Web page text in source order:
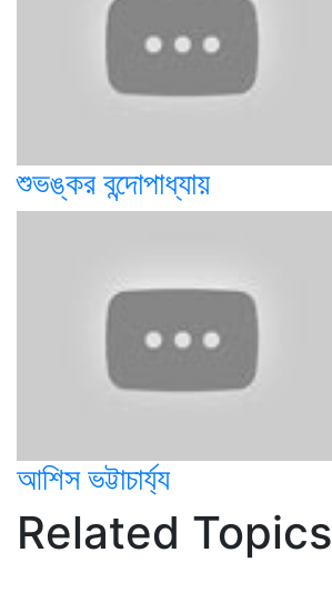
শুভঙ্কর বন্দোপাধ্যায়
আশিস ভট্টাচার্য্য
Related Topics